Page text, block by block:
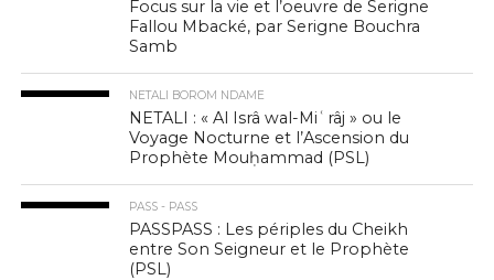
Focus sur la vie et l’oeuvre de Serigne
Fallou Mbacké, par Serigne Bouchra
Samb
NETALI BOROM NDAME
NETALI : « Al Isrâ wal-Miʿrâj » ou le
Voyage Nocturne et l’Ascension du
Prophète Mouḥammad (PSL)
PASS - PASS
PASSPASS : Les périples du Cheikh
entre Son Seigneur et le Prophète
(PSL)